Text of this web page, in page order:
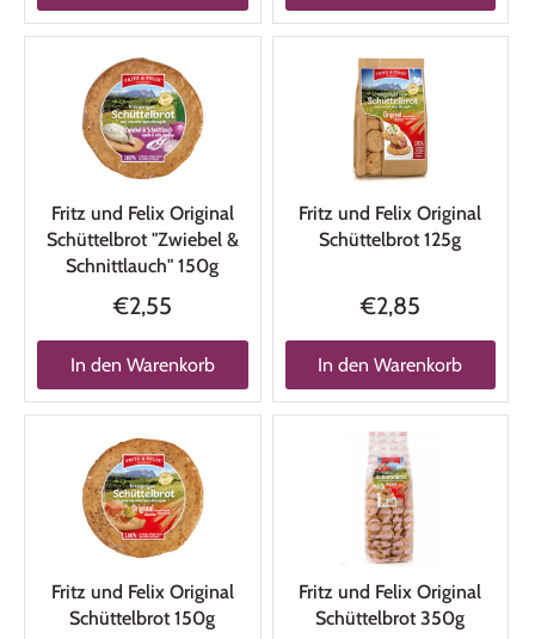
Fritz und Felix Original
Schüttelbrot "Zwiebel &
Schnittlauch" 150g
€2,55
In den Warenkorb
Fritz und Felix Original
Schüttelbrot 125g
€2,85
In den Warenkorb
Fritz und Felix Original
Schüttelbrot 150g
Fritz und Felix Original
Schüttelbrot 350g